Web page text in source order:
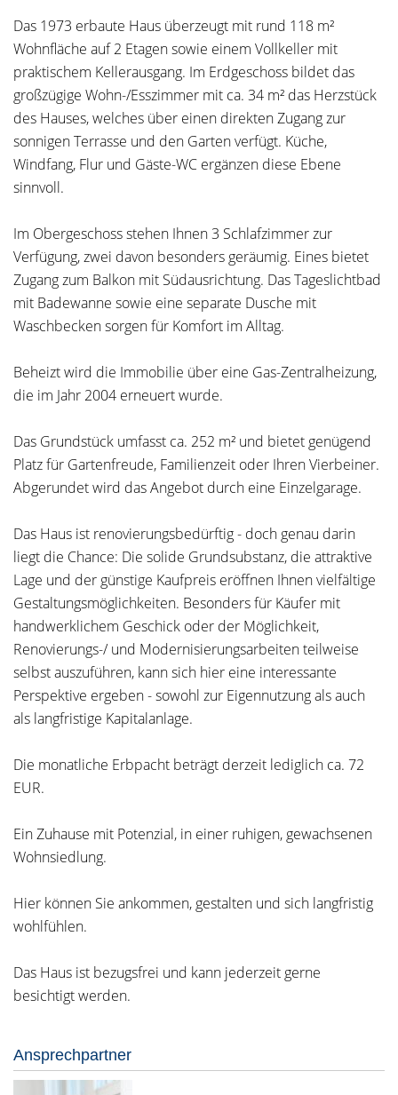
Das 1973 erbaute Haus überzeugt mit rund 118 m²
Wohnfläche auf 2 Etagen sowie einem Vollkeller mit
praktischem Kellerausgang. Im Erdgeschoss bildet das
großzügige Wohn-/Esszimmer mit ca. 34 m² das Herzstück
des Hauses, welches über einen direkten Zugang zur
sonnigen Terrasse und den Garten verfügt. Küche,
Windfang, Flur und Gäste-WC ergänzen diese Ebene
sinnvoll.
Im Obergeschoss stehen Ihnen 3 Schlafzimmer zur
Verfügung, zwei davon besonders geräumig. Eines bietet
Zugang zum Balkon mit Südausrichtung. Das Tageslichtbad
mit Badewanne sowie eine separate Dusche mit
Waschbecken sorgen für Komfort im Alltag.
Beheizt wird die Immobilie über eine Gas-Zentralheizung,
die im Jahr 2004 erneuert wurde.
Das Grundstück umfasst ca. 252 m² und bietet genügend
Platz für Gartenfreude, Familienzeit oder Ihren Vierbeiner.
Abgerundet wird das Angebot durch eine Einzelgarage.
Das Haus ist renovierungsbedürftig - doch genau darin
liegt die Chance: Die solide Grundsubstanz, die attraktive
Lage und der günstige Kaufpreis eröffnen Ihnen vielfältige
Gestaltungsmöglichkeiten. Besonders für Käufer mit
handwerklichem Geschick oder der Möglichkeit,
Renovierungs-/ und Modernisierungsarbeiten teilweise
selbst auszuführen, kann sich hier eine interessante
Perspektive ergeben - sowohl zur Eigennutzung als auch
als langfristige Kapitalanlage.
Die monatliche Erbpacht beträgt derzeit lediglich ca. 72
EUR.
Ein Zuhause mit Potenzial, in einer ruhigen, gewachsenen
Wohnsiedlung.
Hier können Sie ankommen, gestalten und sich langfristig
wohlfühlen.
Das Haus ist bezugsfrei und kann jederzeit gerne
besichtigt werden.
Ansprechpartner